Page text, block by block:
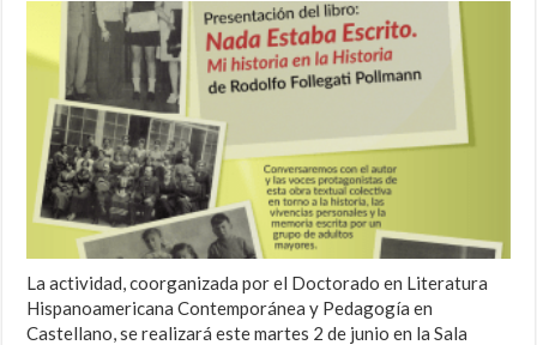
La actividad, coorganizada por el Doctorado en Literatura
Hispanoamericana Contemporánea y Pedagogía en
Castellano, se realizará este martes 2 de junio en la Sala